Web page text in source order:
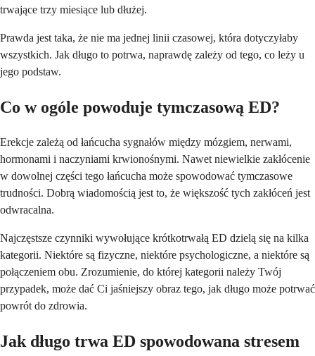
trwające trzy miesiące lub dłużej.
Prawda jest taka, że nie ma jednej linii czasowej, która dotyczyłaby
wszystkich. Jak długo to potrwa, naprawdę zależy od tego, co leży u
jego podstaw.
Co w ogóle powoduje tymczasową ED?
Erekcje zależą od łańcucha sygnałów między mózgiem, nerwami,
hormonami i naczyniami krwionośnymi. Nawet niewielkie zakłócenie
w dowolnej części tego łańcucha może spowodować tymczasowe
trudności. Dobrą wiadomością jest to, że większość tych zakłóceń jest
odwracalna.
Najczęstsze czynniki wywołujące krótkotrwałą ED dzielą się na kilka
kategorii. Niektóre są fizyczne, niektóre psychologiczne, a niektóre są
połączeniem obu. Zrozumienie, do której kategorii należy Twój
przypadek, może dać Ci jaśniejszy obraz tego, jak długo może potrwać
powrót do zdrowia.
Jak długo trwa ED spowodowana stresem